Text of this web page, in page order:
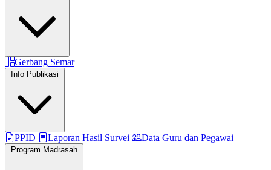
Gerbang Semar
Info Publikasi
PPID Laporan Hasil Survei Data Guru dan Pegawai
Program Madrasah